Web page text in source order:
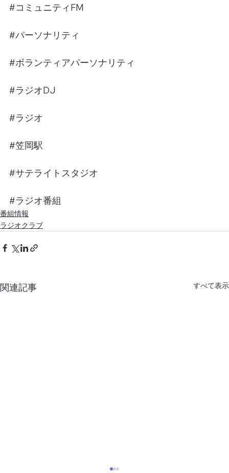
#コミュニティFM
#パーソナリティ
#ボランティアパーソナリティ
#ラジオDJ
#ラジオ
#笠岡駅
#サテライトスタジオ
#ラジオ番組
番組情報
ラジオクラブ
関連記事 すべて表示